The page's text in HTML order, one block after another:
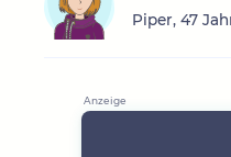
Piper, 47